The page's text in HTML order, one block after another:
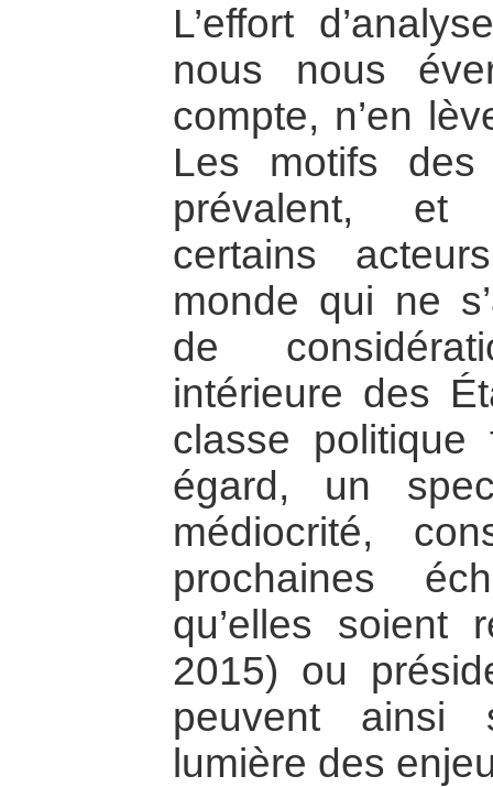
L’effort
nous nous
compte, n’en
Les motifs
prévalent, et
certains
monde qui ne
de
intérieure des
classe
égard, un
médiocrité,
prochaines
qu’elles soient
2015) ou
peuvent ainsi
lumière des